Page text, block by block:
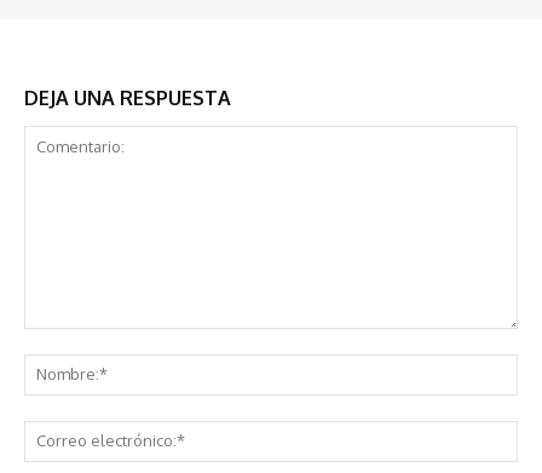
DEJA UNA RESPUESTA